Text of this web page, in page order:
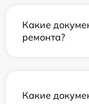
Какие
ремонта?
Какие